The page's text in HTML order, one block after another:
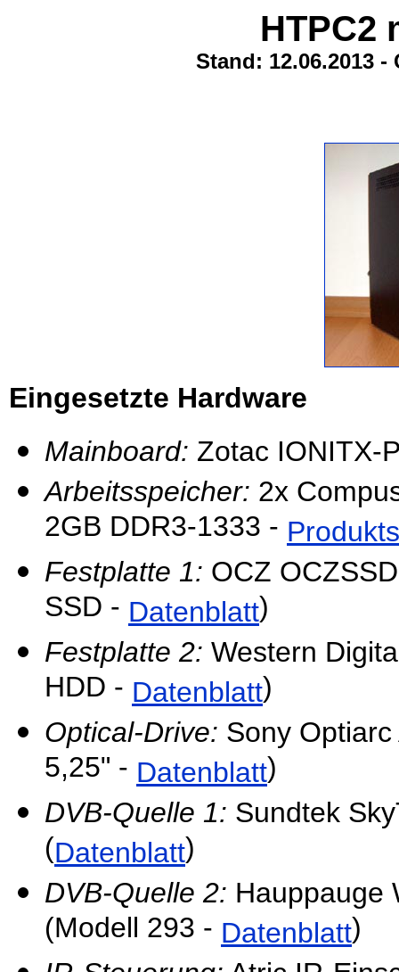
HTPC2
Stand: 12.06.2013
Eingesetzte Hardware
Mainboard: Zotac IONITX-
Arbeitsspeicher: 2x
2GB DDR3-1333 -
Festplatte 1: OCZ
SSD - Datenblatt)
Festplatte 2: Western
HDD - Datenblatt)
Optical-Drive: Sony
5,25" - Datenblatt)
DVB-Quelle 1: Sundtek
(Datenblatt)
DVB-Quelle 2: Hauppauge
(Modell 293 - Datenblatt)